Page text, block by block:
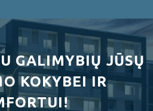
GALIMYBIŲ JŪSŲ
KOKYBEI IR